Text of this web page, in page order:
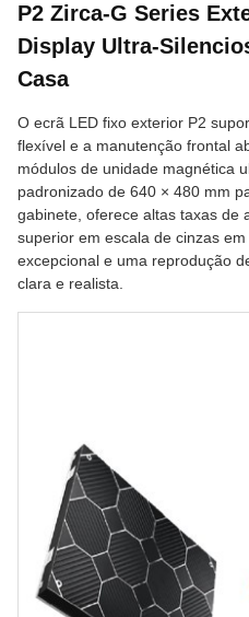
P2 Zirca-G Series
Display Ultra-
Casa
O ecrã LED fixo exterior P2
flexível e a manutenção frontal
módulos de unidade magnética
padronizado de 640 × 480 mm
gabinete, oferece altas taxas de
superior em escala de cinzas
excepcional e uma reprodução
clara e realista.